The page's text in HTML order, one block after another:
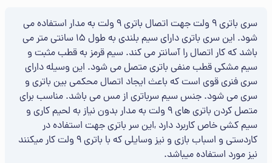
سری باتری 9 ولت جهت اتصال باتری 9 ولت به مدار استفاده می
شود. این سری باتری دارای سیم بلندی به طول 15 سانتی متر می
باشد که کار اتصال را آسانتر می کند. سیم قرمز به قطب مثبت و
سیم مشکی قطب منفی باتری متصل می شود. این وسیله دارای
سری فنری قوی است که باعث ایجاد اتصال محکمی بین باتری و
سری می شود. جنس سیم سرباتری از مس می باشد. مناسب برای
متصل کردن باتری های 9 ولت به مدار بدون نیاز به لحیم کاری و
سیم کشی خاص کاربرد دارد ,این سر باتری جهت استفاده در
کاردستی و اسباب بازی و نیز وسایلی که با باتری 9 ولت کار میکنند
نیز مورد استفاده میباشد.